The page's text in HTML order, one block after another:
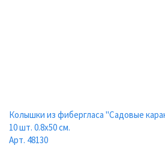
Колышки из фибергласа "Садовые
10 шт. 0.8х50 см.
Арт. 48130